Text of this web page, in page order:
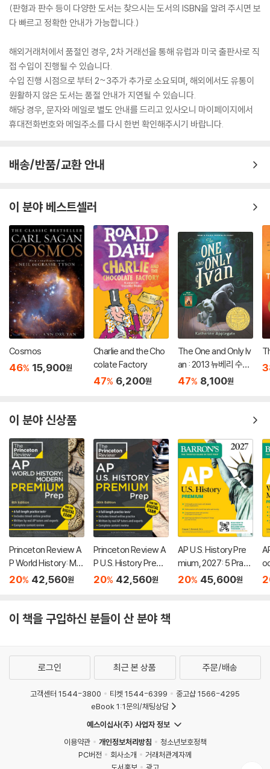
(판형과 판수 등이 다양한 도서는 찾으시는 도서의 ISBN을 알려 주시면 보
다 빠르고 정확한 안내가 가능합니다.)
해외거래처에서 품절인 경우, 2차 거래선을 통해 유럽과 미국 출판사로 직
접 수입이 진행될 수 있습니다.
수입 진행 시점으로 부터 2~3주가 추가로 소요되며, 해외에서도 유통이
원활하지 않은 도서는 품절 안내가 지연될 수 있습니다.
해당 경우, 문자와 메일로 별도 안내를 드리고 있사오니 마이페이지에서
휴대전화번호와 메일주소를 다시 한번 확인해주시기 바랍니다.
배송/반품/교환 안내
이 분야 베스트셀러
Cosmos
46% 15,900원
Charlie and the Cho
colate Factory
47% 6,200원
The One and Only Iv
an : 2013 뉴베리 수상
작
47% 8,100원
이 분야 신상품
Princeton Review A
P World History: Mo
dern Premium Prep,
ctice Online + Cont
20% 42,560원
Princeton Review A
P U.S. History Premi
um Prep, 26th Editio
line + Content Revie
20% 42,560원
AP U.S. History Pre
mium, 2027: 5 Practi
ce Tests + Compre
20% 45,600원
이 책을 구입하신 분들이 산 분야 책
로그인 최근 본 상품 주문/배송
고객센터 1544-3800 티켓 1544-6399
중고샵 1566-4295
eBook 1:1문의/채팅상담
예스이십사(주) 사업자 정보
이용약관
개인정보처리방침
청소년보호정책
PC버전
회사소개
거래처관계자께